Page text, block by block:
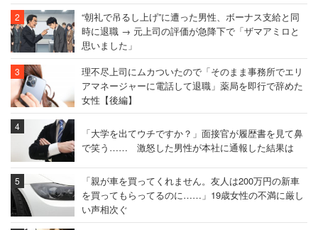
“朝礼で吊るし上げ”に遭った男性、ボーナス支給と同
時に退職 → 元上司の評価が急降下で「ザマアミロと
思いました」
理不尽上司にムカついたので「そのまま事務所でエリ
アマネージャーに電話して退職」薬局を即行で辞めた
女性【後編】
「大学を出てウチですか？」面接官が履歴書を見て鼻
で笑う…… 激怒した男性が本社に通報した結果は
「親が車を買ってくれません。友人は200万円の新車
を買ってもらってるのに……」19歳女性の不満に厳し
い声相次ぐ